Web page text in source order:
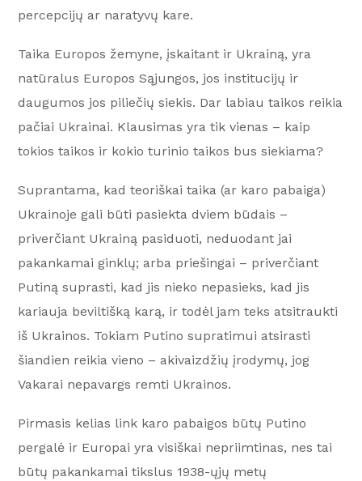
percepcijų ar naratyvų kare.
Taika Europos žemyne, įskaitant ir Ukrainą, yra
natūralus Europos Sąjungos, jos institucijų ir
daugumos jos piliečių siekis. Dar labiau taikos reikia
pačiai Ukrainai. Klausimas yra tik vienas – kaip
tokios taikos ir kokio turinio taikos bus siekiama?
Suprantama, kad teoriškai taika (ar karo pabaiga)
Ukrainoje gali būti pasiekta dviem būdais –
priverčiant Ukrainą pasiduoti, neduodant jai
pakankamai ginklų; arba priešingai – priverčiant
Putiną suprasti, kad jis nieko nepasieks, kad jis
kariauja beviltišką karą, ir todėl jam teks atsitraukti
iš Ukrainos. Tokiam Putino supratimui atsirasti
šiandien reikia vieno – akivaizdžių įrodymų, jog
Vakarai nepavargs remti Ukrainos.
Pirmasis kelias link karo pabaigos būtų Putino
pergalė ir Europai yra visiškai nepriimtinas, nes tai
būtų pakankamai tikslus 1938-ųjų metų